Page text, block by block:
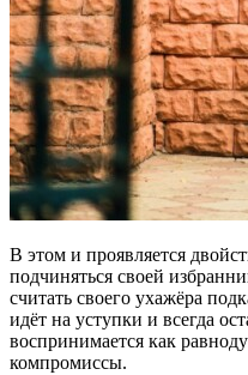
В этом и проявляется
подчиняться своей
считать своего ухажёра
идёт на уступки и всегда
воспринимается как
компромиссы.